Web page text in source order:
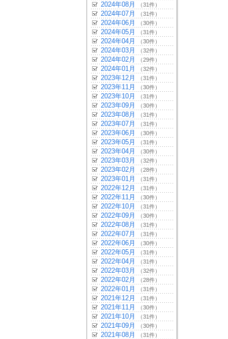
2024年08月 （31件）
2024年07月 （31件）
2024年06月 （30件）
2024年05月 （31件）
2024年04月 （30件）
2024年03月 （32件）
2024年02月 （29件）
2024年01月 （32件）
2023年12月 （31件）
2023年11月 （30件）
2023年10月 （31件）
2023年09月 （30件）
2023年08月 （31件）
2023年07月 （31件）
2023年06月 （30件）
2023年05月 （31件）
2023年04月 （30件）
2023年03月 （32件）
2023年02月 （28件）
2023年01月 （31件）
2022年12月 （31件）
2022年11月 （30件）
2022年10月 （31件）
2022年09月 （30件）
2022年08月 （31件）
2022年07月 （31件）
2022年06月 （30件）
2022年05月 （31件）
2022年04月 （31件）
2022年03月 （32件）
2022年02月 （28件）
2022年01月 （31件）
2021年12月 （31件）
2021年11月 （30件）
2021年10月 （31件）
2021年09月 （30件）
2021年08月 （31件）